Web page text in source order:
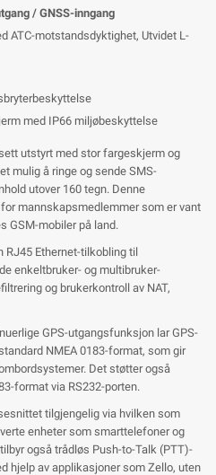
/ GNSS-inngang
ATC-motstandsdyktighet, Utvidet L-
med IP66 miljøbeskyttelse
utstyrt med stor fargeskjerm og
mulig å ringe og sende SMS-
utover 160 tegn. Denne
mannskapsmedlemmer som er vant
GSM-mobiler på land.
RJ45 Ethernet-tilkobling til
enkeltbruker- og multibruker-
og brukerkontroll av NAT,
GPS-utgangsfunksjon lar GPS-
NMEA 0183-format, som gir
Det støtter også
format via RS232-porten.
tilgjengelig via hvilken som
enheter som smarttelefoner og
også trådløs Push-to-Talk (PTT)-
hjelp av applikasjoner som Zello, uten